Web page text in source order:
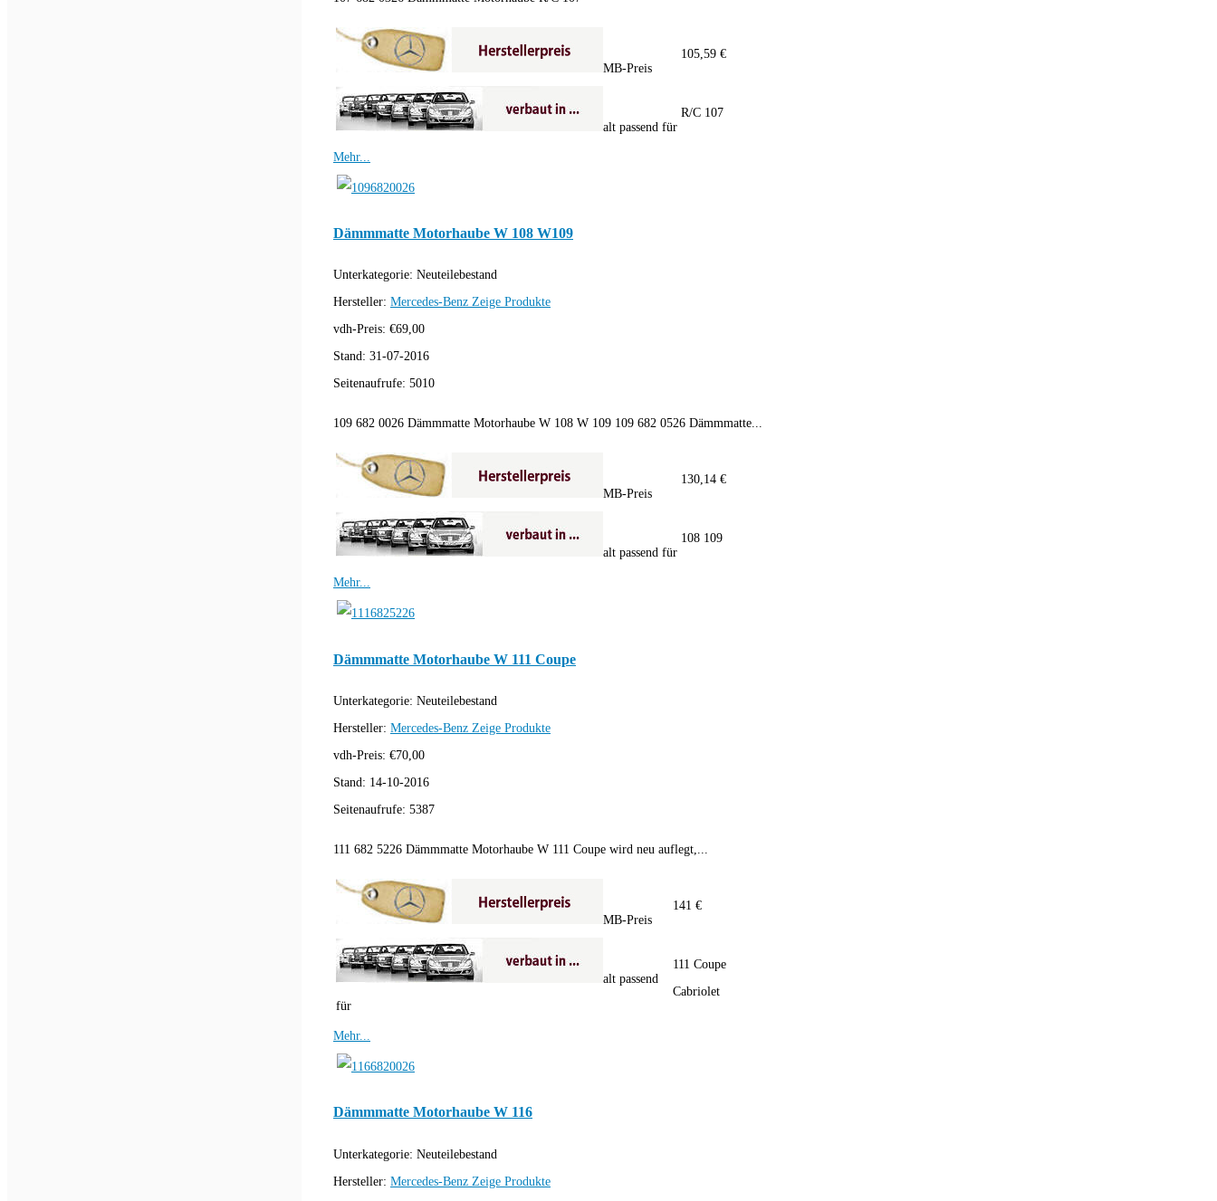
MB-Preis
105,59 €
alt passend für
R/C 107
Mehr...
Dämmmatte Motorhaube W 108 W109
Unterkategorie: Neuteilebestand
Hersteller: Mercedes-Benz Zeige Produkte
vdh-Preis: €69,00
Stand: 31-07-2016
Seitenaufrufe: 5010
109 682 0026 Dämmmatte Motorhaube W 108 W 109 109 682 0526 Dämmmatte...
MB-Preis
130,14 €
alt passend für
108 109
Mehr...
Dämmmatte Motorhaube W 111 Coupe
Unterkategorie: Neuteilebestand
Hersteller: Mercedes-Benz Zeige Produkte
vdh-Preis: €70,00
Stand: 14-10-2016
Seitenaufrufe: 5387
111 682 5226 Dämmmatte Motorhaube W 111 Coupe wird neu auflegt,...
MB-Preis
141 €
alt passend
für
111 Coupe
Cabriolet
Mehr...
Dämmmatte Motorhaube W 116
Unterkategorie: Neuteilebestand
Hersteller: Mercedes-Benz Zeige Produkte